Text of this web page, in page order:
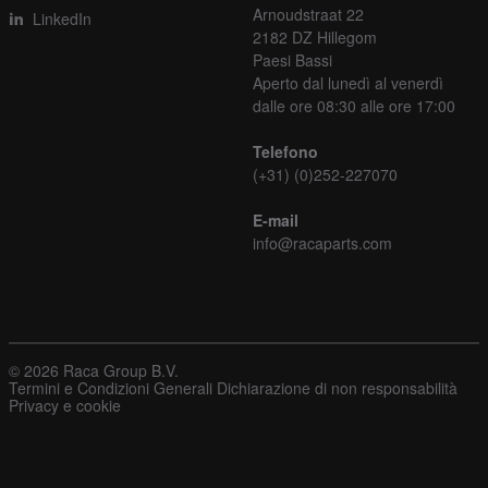
LinkedIn
Arnoudstraat 22
2182 DZ Hillegom
Paesi Bassi
Aperto dal lunedì al venerdì
dalle ore 08:30 alle ore 17:00
Telefono
(+31) (0)252-227070
E-mail
info@racaparts.com
© 2026 Raca Group B.V.
Termini e Condizioni Generali Dichiarazione di non responsabilità
Privacy e cookie